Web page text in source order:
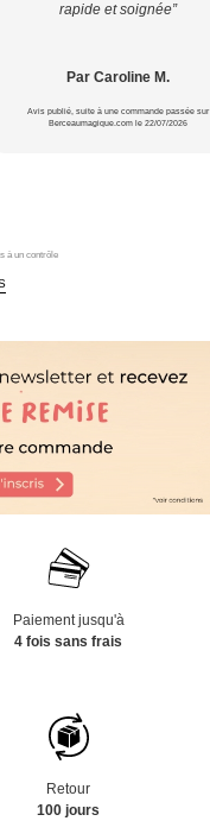
rapide et soignée”
Par Caroline M.
Avis publié, suite à une commande passée sur
Berceaumagique.com le 22/07/2026
à un contrôle
Paiement jusqu'à
4 fois sans frais
Retour
100 jours